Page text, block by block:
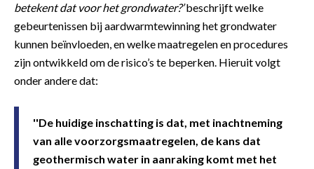
betekent dat voor het grondwater?’beschrijft welke
gebeurtenissen bij aardwarmtewinning het grondwater
kunnen beïnvloeden, en welke maatregelen en procedures
zijn ontwikkeld om de risico’s te beperken. Hieruit volgt
onder andere dat:
''De huidige inschatting is dat, met inachtneming
van alle voorzorgsmaatregelen, de kans dat
geothermisch water in aanraking komt met het